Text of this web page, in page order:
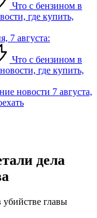
Что с бензином в
где купить,
7 августа:
Что с бензином в
где купить,
новости 7 августа,
дела
главы